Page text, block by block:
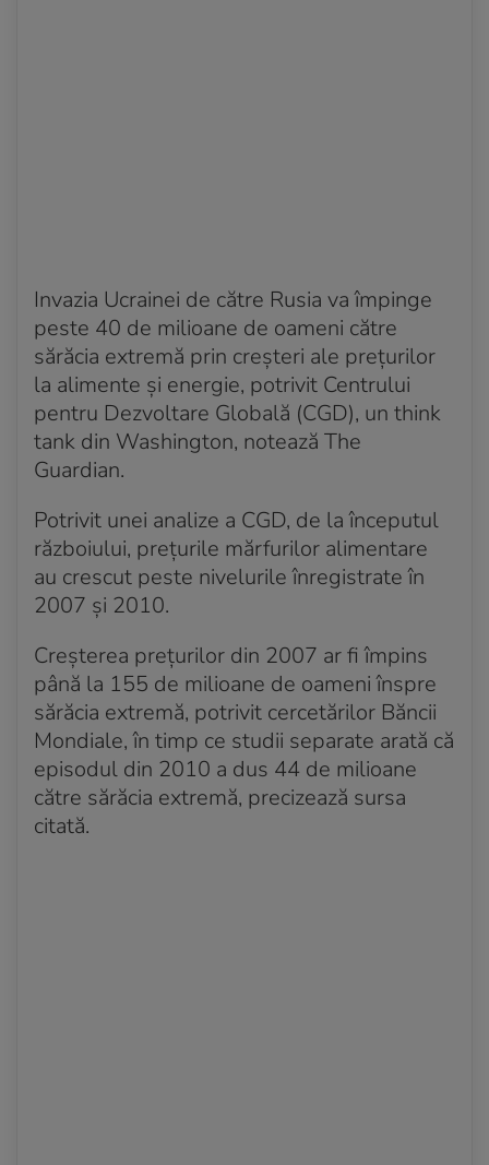
Invazia Ucrainei de către Rusia va împinge
peste 40 de milioane de oameni către
sărăcia extremă prin creșteri ale prețurilor
la alimente și energie, potrivit Centrului
pentru Dezvoltare Globală (CGD), un think
tank din Washington, notează The
Guardian.
Potrivit unei analize a CGD, de la începutul
războiului, prețurile mărfurilor alimentare
au crescut peste nivelurile înregistrate în
2007 și 2010.
Creșterea prețurilor din 2007 ar fi împins
până la 155 de milioane de oameni înspre
sărăcia extremă, potrivit cercetărilor Băncii
Mondiale, în timp ce studii separate arată că
episodul din 2010 a dus 44 de milioane
către sărăcia extremă, precizează sursa
citată.